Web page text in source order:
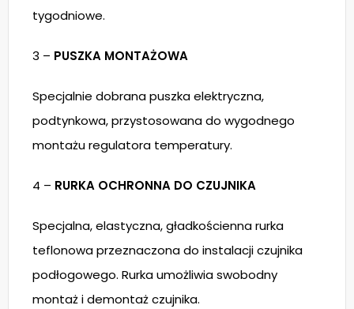
tygodniowe.
3 – PUSZKA MONTAŻOWA
Specjalnie dobrana puszka elektryczna,
podtynkowa, przystosowana do wygodnego
montażu regulatora temperatury.
4 – RURKA OCHRONNA DO CZUJNIKA
Specjalna, elastyczna, gładkościenna rurka
teflonowa przeznaczona do instalacji czujnika
podłogowego. Rurka umożliwia swobodny
montaż i demontaż czujnika.